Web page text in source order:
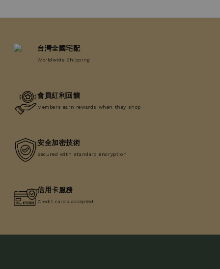
台灣全國宅配
Worldwide Shipping
會員紅利回饋
Members earn rewards when they shop
安全加密技術
Secured with standard encryption
信用卡服務
Credit cards accepted